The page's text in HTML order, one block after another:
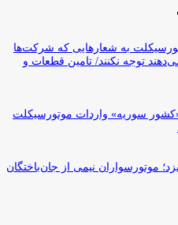
به شعارهایی که شرکت‌ها
توجه نکنند/ تامین قطعات و
سوریه» واردات موتورسیکلت
موتورسواران نیمی از جان‌باختگان